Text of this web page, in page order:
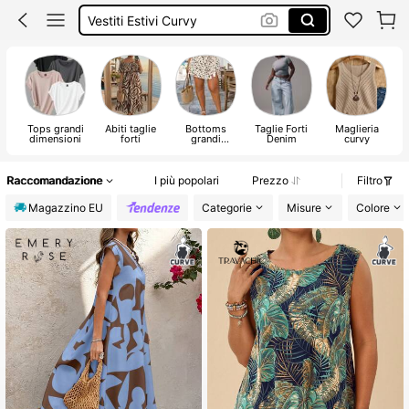
Top Curvy
Costume Donna Curvy
Tops grandi
dimensioni
Abiti taglie
forti
Bottoms
grandi
Taglie Forti
Denim
Maglieria
curvy
Raccomandazione I più popolari Prezzo
Filtro
Magazzino EU
Categorie Misure Colore